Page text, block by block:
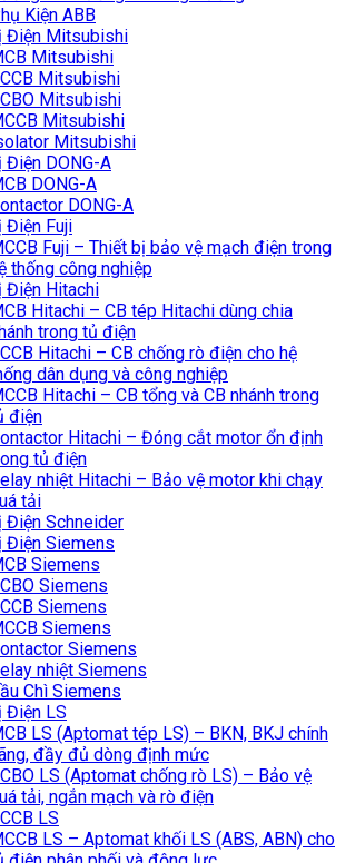
Kiện ABB
Điện Mitsubishi
Mitsubishi
Mitsubishi
Mitsubishi
Mitsubishi
Mitsubishi
Điện DONG-A
DONG-A
DONG-A
Điện Fuji
Fuji – Thiết bị bảo vệ mạch điện trong
thống công nghiệp
Điện Hitachi
Hitachi – CB tép Hitachi dùng chia
trong tủ điện
Hitachi – CB chống rò điện cho hệ
dân dụng và công nghiệp
Hitachi – CB tổng và CB nhánh trong
điện
Hitachi – Đóng cắt motor ổn định
tủ điện
nhiệt Hitachi – Bảo vệ motor khi chạy
tải
Điện Schneider
Điện Siemens
Siemens
Siemens
Siemens
Siemens
Siemens
nhiệt Siemens
Chì Siemens
Điện LS
LS (Aptomat tép LS) – BKN, BKJ chính
đầy đủ dòng định mức
LS (Aptomat chống rò LS) – Bảo vệ
tải, ngắn mạch và rò điện
LS
LS – Aptomat khối LS (ABS, ABN) cho